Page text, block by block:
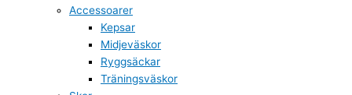
Accessoarer
Kepsar
Midjeväskor
Ryggsäckar
Träningsväskor